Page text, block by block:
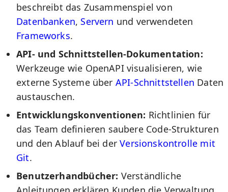
beschreibt das Zusammenspiel von
Datenbanken, Servern und verwendeten
Frameworks.
API- und Schnittstellen-Dokumentation:
Werkzeuge wie OpenAPI visualisieren, wie
externe Systeme über API-Schnittstellen Daten
austauschen.
Entwicklungskonventionen: Richtlinien für
das Team definieren saubere Code-Strukturen
und den Ablauf bei derVersionskontrolle mit
Git.
Benutzerhandbücher: Verständliche